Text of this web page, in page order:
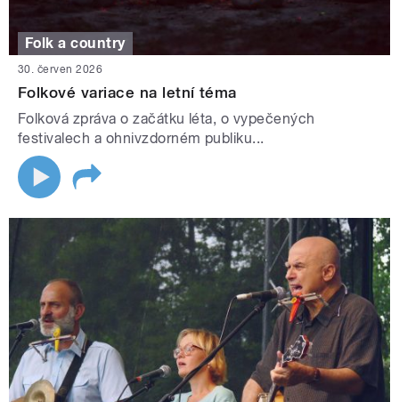
Folk a country
30. červen 2026
Folkové variace na letní téma
Folková zpráva o začátku léta, o vypečených
festivalech a ohnivzdorném publiku...